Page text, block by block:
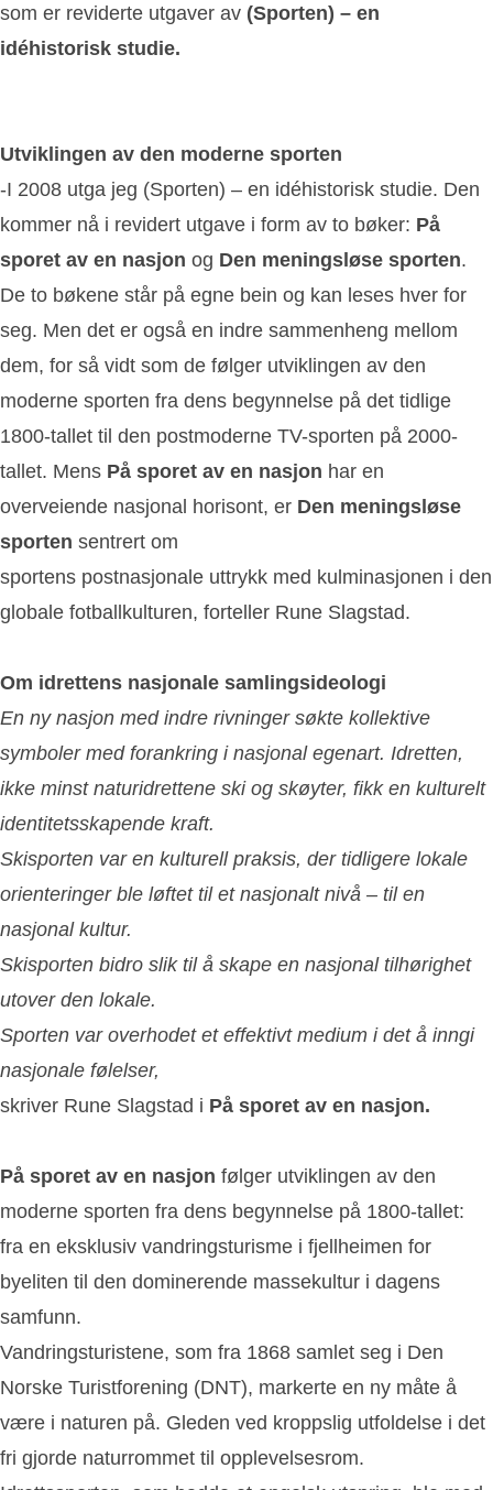
som er reviderte utgaver av (Sporten) – en
idéhistorisk studie.
Utviklingen av den moderne sporten
-I 2008 utga jeg (Sporten) – en idéhistorisk studie. Den
kommer nå i revidert utgave i form av to bøker: På
sporet av en nasjon og Den meningsløse sporten.
De to bøkene står på egne bein og kan leses hver for
seg. Men det er også en indre sammenheng mellom
dem, for så vidt som de følger utviklingen av den
moderne sporten fra dens begynnelse på det tidlige
1800-tallet til den postmoderne TV-sporten på 2000-
tallet. Mens På sporet av en nasjon har en
overveiende nasjonal horisont, er Den meningsløse
sporten sentrert om
sportens postnasjonale uttrykk med kulminasjonen i den
globale fotballkulturen, forteller Rune Slagstad.
Om idrettens nasjonale samlingsideologi
En ny nasjon med indre rivninger søkte kollektive
symboler med forankring i nasjonal egenart. Idretten,
ikke minst naturidrettene ski og skøyter, fikk en kulturelt
identitetsskapende kraft.
Skisporten var en kulturell praksis, der tidligere lokale
orienteringer ble løftet til et nasjonalt nivå – til en
nasjonal kultur.
Skisporten bidro slik til å skape en nasjonal tilhørighet
utover den lokale.
Sporten var overhodet et effektivt medium i det å inngi
nasjonale følelser,
skriver Rune Slagstad i På sporet av en nasjon.
På sporet av en nasjon følger utviklingen av den
moderne sporten fra dens begynnelse på 1800-tallet:
fra en eksklusiv vandringsturisme i fjellheimen for
byeliten til den dominerende massekultur i dagens
samfunn.
Vandringsturistene, som fra 1868 samlet seg i Den
Norske Turistforening (DNT), markerte en ny måte å
være i naturen på. Gleden ved kroppslig utfoldelse i det
fri gjorde naturrommet til opplevelsesrom.